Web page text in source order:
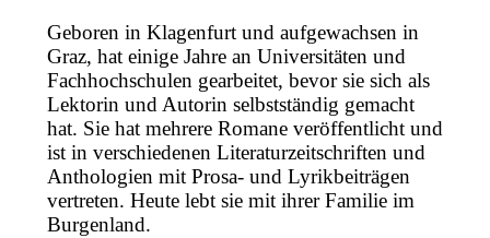
Geboren in Klagenfurt und aufgewachsen in
Graz, hat einige Jahre an Universitäten und
Fachhochschulen gearbeitet, bevor sie sich als
Lektorin und Autorin selbstständig gemacht
hat. Sie hat mehrere Romane veröffentlicht und
ist in verschiedenen Literaturzeitschriften und
Anthologien mit Prosa- und Lyrikbeiträgen
vertreten. Heute lebt sie mit ihrer Familie im
Burgenland.